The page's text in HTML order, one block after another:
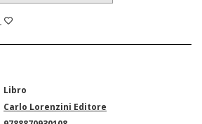
Libro
Carlo Lorenzini Editore